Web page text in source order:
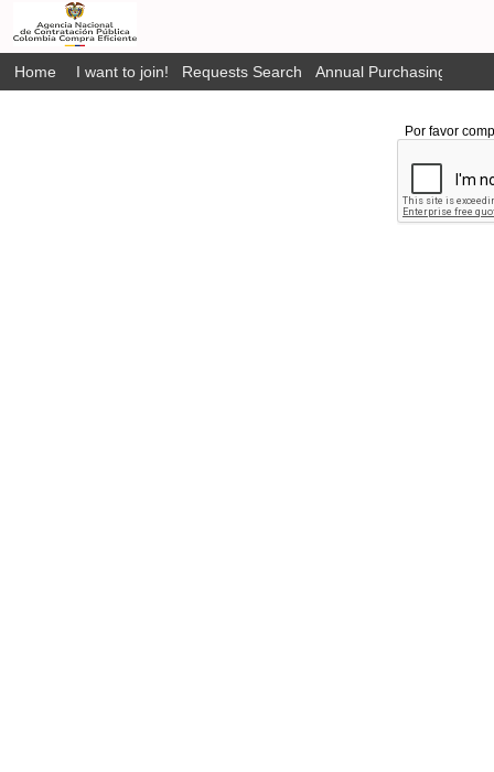
Home I want to join! Requests Search Annual Purchasing Plan
Por favor